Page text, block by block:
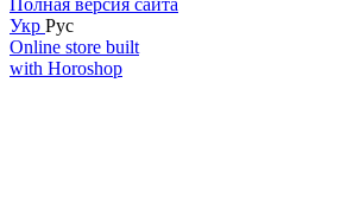
Укр Рус
Online store built
with Horoshop